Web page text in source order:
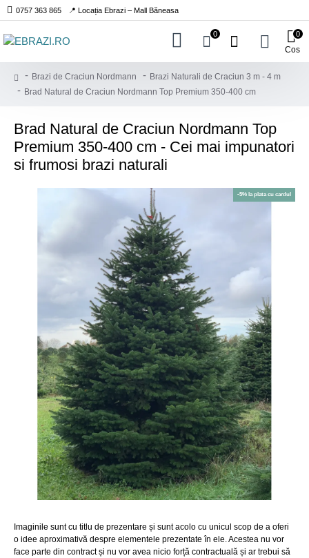
0757 363 865 📍 Locația Ebrazi – Mall Băneasa
0
Cos
0
Brazi de Craciun Nordmann
Brazi Naturali de Craciun 3 m - 4 m
Brad Natural de Craciun Nordmann Top Premium 350-400 cm
Brad Natural de Craciun Nordmann Top
Premium 350-400 cm - Cei mai impunatori
si frumosi brazi naturali
-5% la plata cu cardul
Imaginile sunt cu titlu de prezentare și sunt acolo cu unicul scop de a oferi
o idee aproximativă despre elementele prezentate în ele. Acestea nu vor
face parte din contract și nu vor avea nicio forță contractuală și ar trebui să